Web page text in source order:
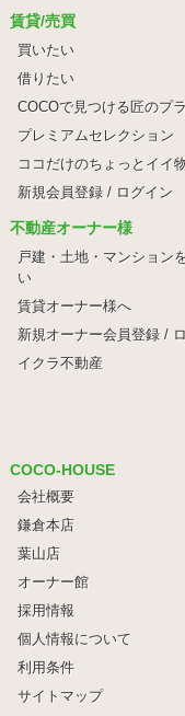
賃貸/売買
買いたい
借りたい
COCOで見つける匠のプ
プレミアムセレクション
ココだけのちょっとイイ
新規会員登録 / ログイン
不動産オーナー様
戸建・土地・マンション
い
賃貸オーナー様へ
新規オーナー会員登録 /
イクラ不動産
COCO-HOUSE
会社概要
鎌倉本店
葉山店
オーナー館
採用情報
個人情報について
利用条件
サイトマップ